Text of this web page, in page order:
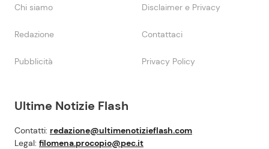
Ultime Notizie Flash
Contatti: redazione@ultimenotizieflash.com
Legal: filomena.procopio@pec.it
Chi siamo Disclaimer e Privacy
Redazione Contattaci
Pubblicità Privacy Policy